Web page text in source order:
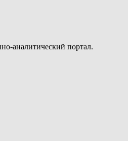
аналитический портал.